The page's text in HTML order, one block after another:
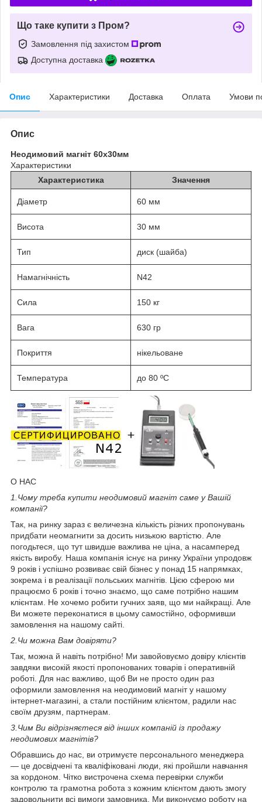
Що таке купити з Пром?
Замовлення під захистом
Доступна доставка
Опис Характеристики Доставка Оплата Умови
Опис
Неодимовий магніт 60х30мм
Характеристики
Характеристика
Значення
Діаметр 60 мм
Висота 30 мм
Тип диск (шайба)
Намагнічність N42
Сила 150 кг
Вага 630 гр
Покриття нікельоване
Температура до 80 ºС
О НАС
1. Чому треба купити неодимовий магніт саме у Вашій
компанії?
Так, на ринку зараз є величезна кількість різних пропонувань
придбати неомагнити за досить низькою вартістю. Але
погодьтеся, що тут швидше важлива не ціна, а насамперед
якість виробу. Наша компанія існує на ринку України упродовж
9 років і успішно розвиває свій бізнес у понад 15 напрямках,
зокрема і в реалізації польських магнітів. Цією сферою ми
працюємо 6 років і точно знаємо, що саме потрібно нашим
клієнтам. Не хочемо робити гучних заяв, що ми найкращі. Але
Ви можете переконатися в цьому самостійно, оформивши
замовлення на нашому сайті.
2. Чи можна Вам довіряти?
Так, можна й навіть потрібно! Ми завойовуємо довіру клієнтів
завдяки високій якості пропонованих товарів і оперативній
роботі. Для нас важливо, щоб Ви не просто один раз
оформили замовлення на неодимовий магніт у нашому
інтернет-магазині, а стали постійним клієнтом, радили нас
своїм друзям, партнерам.
3. Чим Ви відрізняєтеся від інших компаній із продажу
неодимових магнітів?
Обравшись до нас, ви отримуєте персонального менеджера
— це досвідчені та кваліфіковані люди, які пройшли навчання
за кордоном. Чітко вистрочена схема перевірки служби
контролю та грамотна робота з кожним клієнтом дають змогу
задовольнити всі вимоги замовника. Ми виконуємо роботу на